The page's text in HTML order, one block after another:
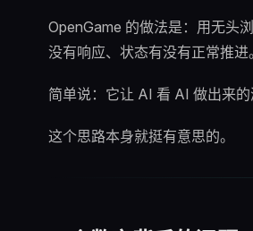
OpenGame 的做法是：用无头
没有响应、状态有没有正常推进。
简单说：它让 AI 看 AI 做出来
这个思路本身就挺有意思的。